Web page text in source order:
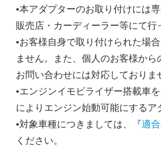
•本アダプターのお取り付けには
販売店・カーディーラー等にて行
•お客様自身で取り付けられた場
ません。また、個人のお客様から
お問い合わせには対応しておりま
•エンジンイモビライザー搭載車
によりエンジン始動可能にするア
•対象車種につきましては、『適
ください。